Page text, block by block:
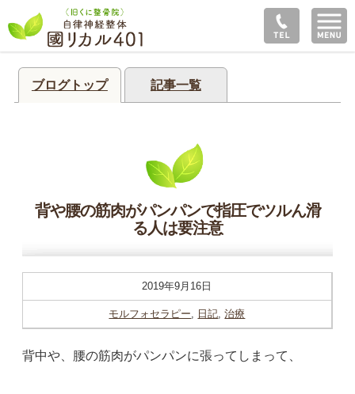
ブログトップ 記事一覧
背や腰の筋肉がパンパンで指圧でツルん滑
る人は要注意
2019年9月16日
モルフォセラピー, 日記,治療
背中や、腰の筋肉がパンパンに張ってしまって、